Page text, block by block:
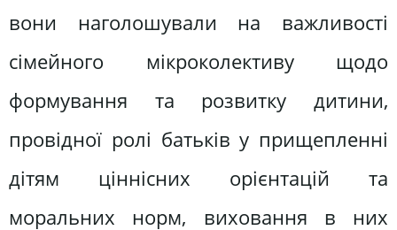
вони наголошували на важливості
сімейного мікроколективу щодо
формування та розвитку дитини,
провідної ролі батьків у прищепленні
дітям ціннісних орієнтацій та
моральних норм, виховання в них